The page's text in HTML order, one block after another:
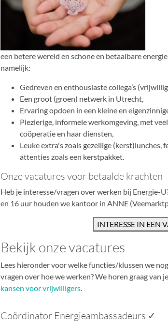
een betere wereld en schone en betaalbare
namelijk:
Gedreven en enthousiaste collega’s
Een groot (groen) netwerk in Utrecht,
Ervaring opdoen in een kleine en
Plezierige, informele werkomgeving, met
coöperatie en haar diensten,
Leuke extra's zoals gezellige
attenties zoals een kerstpakket.
Onze vacatures voor betaalde krachten
Heb je interesse/vragen over werken bij Energie-
en 16 uur houden we kantoor in ANNE
INTERESSE IN EEN
Bekijk onze vacatures
Lees hieronder voor welke functies/klussen we
vragen over hoe we werken? We horen graag van
kansen voor vrijwilligers.
Coördinator Energieambassadeurs ✓